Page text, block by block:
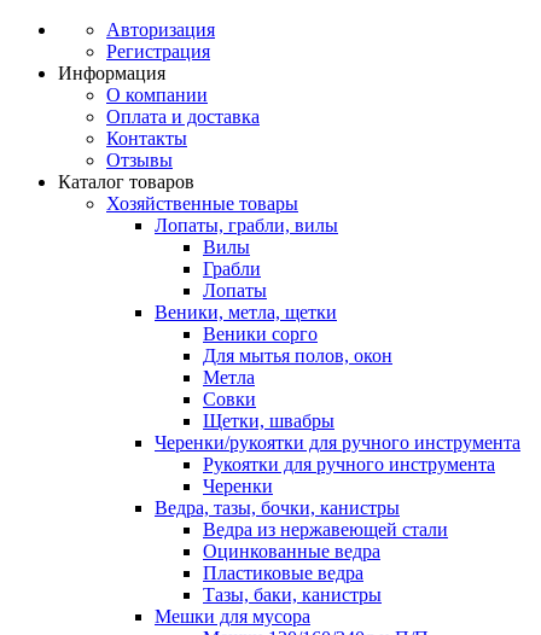
Авторизация
Регистрация
Информация
О компании
Оплата и доставка
Контакты
Отзывы
Каталог товаров
Хозяйственные товары
Лопаты, грабли, вилы
Вилы
Грабли
Лопаты
Веники, метла, щетки
Веники сорго
Для мытья полов, окон
Метла
Совки
Щетки, швабры
Черенки/рукоятки для ручного инструмента
Рукоятки для ручного инструмента
Черенки
Ведра, тазы, бочки, канистры
Ведра из нержавеющей стали
Оцинкованные ведра
Пластиковые ведра
Тазы, баки, канистры
Мешки для мусора